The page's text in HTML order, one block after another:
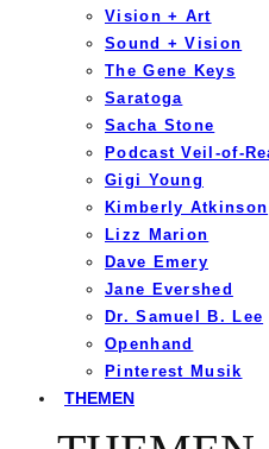
Vision + Art
Sound + Vision
The Gene Keys
Saratoga
Sacha Stone
Podcast Veil-of-
Gigi Young
Kimberly Atkinson
Lizz Marion
Dave Emery
Jane Evershed
Dr. Samuel B. Lee
Openhand
Pinterest Musik
THEMEN